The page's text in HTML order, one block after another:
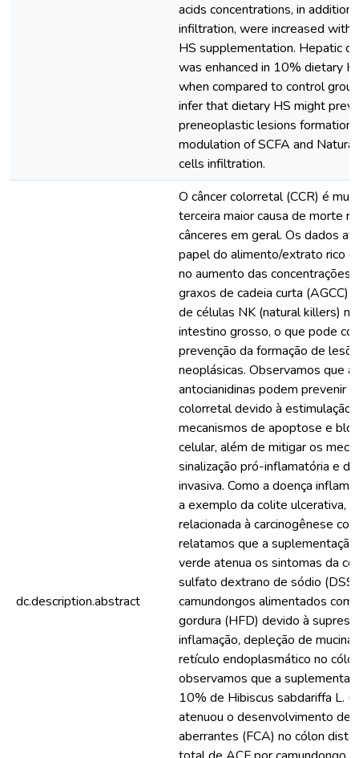
acids concentrations, in addition
infiltration, were increased with
HS supplementation. Hepatic
was enhanced in 10% dietary
when compared to control
infer that dietary HS might
preneoplastic lesions formation
modulation of SCFA and
cells infiltration.
dc.description.abstract
O câncer colorretal (CCR) é
terceira maior causa de morte
cânceres em geral. Os dados
papel do alimento/extrato rico
no aumento das concentrações
graxos de cadeia curta (AGCC)
de células NK (natural killers)
intestino grosso, o que pode
prevenção da formação de
neoplásicas. Observamos que
antocianidinas podem prevenir
colorretal devido à estimulação
mecanismos de apoptose e
celular, além de mitigar os
sinalização pró-inflamatória e
invasiva. Como a doença
a exemplo da colite ulcerativa,
relacionada à carcinogênese
relatamos que a
verde atenua os sintomas da
sulfato dextrano de sódio
camundongos alimentados com
gordura (HFD) devido à
inflamação, depleção de
retículo endoplasmático no
observamos que a
10% de Hibiscus sabdariffa L.
atenuou o desenvolvimento de
aberrantes (FCA) no cólon